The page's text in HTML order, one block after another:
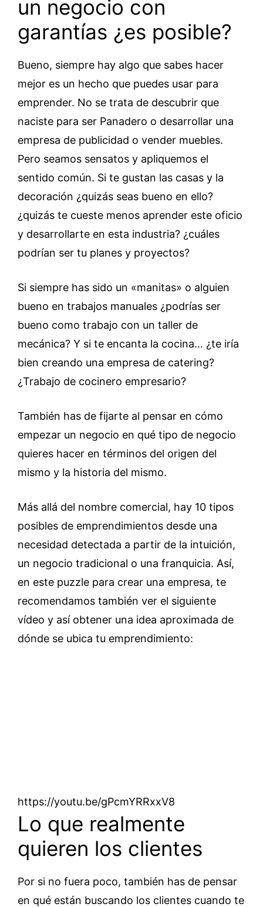
un negocio con
garantías ¿es posible?
Bueno, siempre hay algo que sabes hacer
mejor es un hecho que puedes usar para
emprender. No se trata de descubrir que
naciste para ser Panadero o desarrollar una
empresa de publicidad o vender muebles.
Pero seamos sensatos y apliquemos el
sentido común. Si te gustan las casas y la
decoración ¿quizás seas bueno en ello?
¿quizás te cueste menos aprender este oficio
y desarrollarte en esta industria? ¿cuáles
podrían ser tu planes y proyectos?
Si siempre has sido un «manitas» o alguien
bueno en trabajos manuales ¿podrías ser
bueno como trabajo con un taller de
mecánica? Y si te encanta la cocina… ¿te iría
bien creando una empresa de catering?
¿Trabajo de cocinero empresario?
También has de fijarte al pensar en cómo
empezar un negocio en qué tipo de negocio
quieres hacer en términos del origen del
mismo y la historia del mismo.
Más allá del nombre comercial, hay 10 tipos
posibles de emprendimientos desde una
necesidad detectada a partir de la intuición,
un negocio tradicional o una franquicia. Así,
en este puzzle para crear una empresa, te
recomendamos también ver el siguiente
vídeo y así obtener una idea aproximada de
dónde se ubica tu emprendimiento:
https://youtu.be/gPcmYRRxxV8
Lo que realmente
quieren los clientes
Por si no fuera poco, también has de pensar
en qué están buscando los clientes cuando te